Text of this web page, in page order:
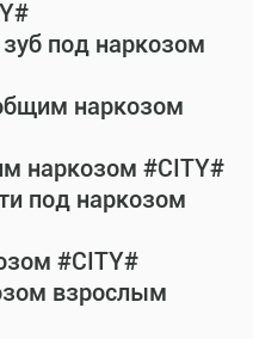
под наркозом
наркозом
наркозом #CITY#
под наркозом
#CITY#
взрослым